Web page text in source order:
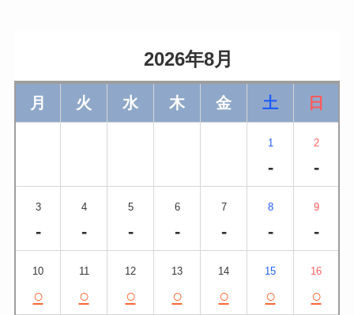
                    2026年8月
月 火 水 木 金 土 日
1
-
2
-
3
-
4
-
5
-
6
-
7
-
8
-
9
-
10
○
11
○
12
○
13
○
14
○
15
○
16
○